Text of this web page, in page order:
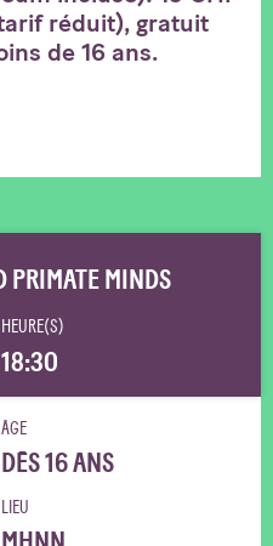
réduit), gratuit
de 16 ans.
PRIMATE MINDS
HEURE(S)
18:30
ÂGE
DÈS 16 ANS
LIEU